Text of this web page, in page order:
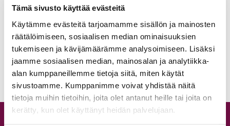
Tämä sivusto käyttää evästeitä
Käytämme evästeitä tarjoamamme sisällön ja mainosten
räätälöimiseen, sosiaalisen median ominaisuuksien
tukemiseen ja kävijämäärämme analysoimiseen. Lisäksi
jaamme sosiaalisen median, mainosalan ja analytiikka-
alan kumppaneillemme tietoja siitä, miten käytät
sivustoamme. Kumppanimme voivat yhdistää näitä
tietoja muihin tietoihin, joita olet antanut heille tai joita on
kerätty, kun olet käyttänyt heidän palvelujaan.
Show Jazz
Aikuiset